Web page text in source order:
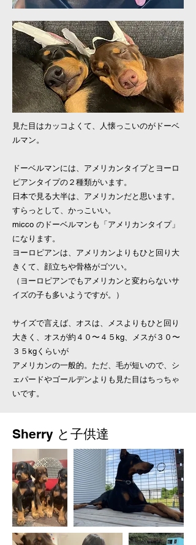
見た目はカッコよくて、人懐っこいのがドーベ
ルマン。
ドーベルマンには、アメリカンタイプとヨーロ
ピアンタイプの２種類がいます。
日本で見る大半は、アメリカンだと思います。
すらっとして、かっこいい。
micco のドーベルマンも「アメリカンタイプ」
になります。
ヨーロピアンは、アメリカンよりもひと回り大
きくて、顔立ちや骨格がゴツい。
（ヨーロピアンでもアメリカンと変わらないサ
イズの子も多いようですが。）
サイズで言えば、オスは、メスよりもひと回り
大きく、オスが約４０〜４５kg、メスが３０〜
３５kgくらいが
​アメリカンの一般的。ただ、毛が短いので、シ
ェパードやゴールデンよりも見た目はちっちゃ
いです。
Sherry と子供達